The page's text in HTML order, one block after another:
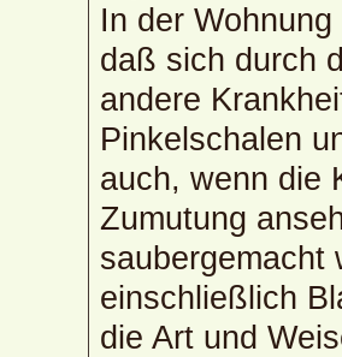
In der
daß sich durch
andere
Pinkelschalen
auch, wenn die
Zumutung
saubergemacht
einschließlich
die Art und